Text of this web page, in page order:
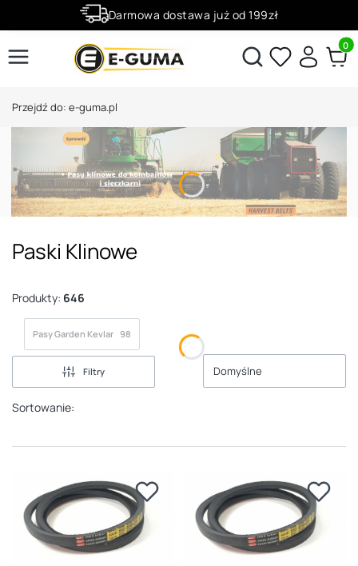
Darmowa dostawa już od 199zł
Rabaty -50% na wybrane produktyOtwórz wyszukiwarkę
Przejdź do: e-guma.pl
Paski Klinowe
Produkty: 646
Pasy Garden Kevlar 98
Filtry
Sortowanie:
Domyślne